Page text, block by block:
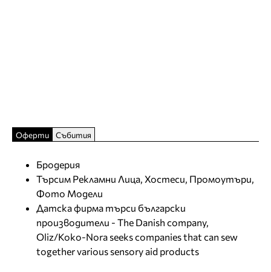
Оферти Събития
Бродерия
Търсим Рекламни Лица, Хостеси, Промоутъри,
Фото Модели
Датска фирма търси български
производители - The Danish company,
Oliz/Koko-Nora seeks companies that can sew
together various sensory aid products